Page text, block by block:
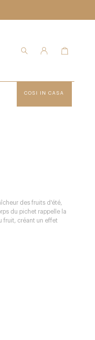
COSI IN CASA
des fruits d'été,
du pichet rappelle la
fruit, créant un effet